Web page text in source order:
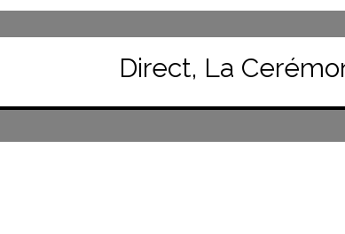
Direct, La Cerémonie